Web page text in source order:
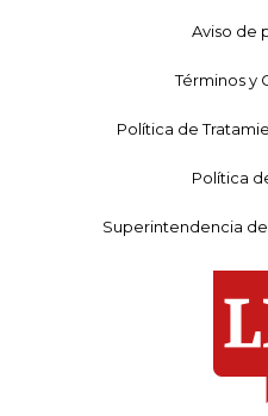
Aviso de
Términos y
Política de
Política
Superintendencia